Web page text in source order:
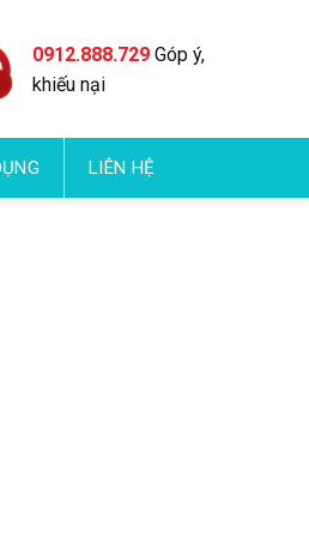
0912.888.729 Góp ý,
khiếu nại
LIÊN HỆ